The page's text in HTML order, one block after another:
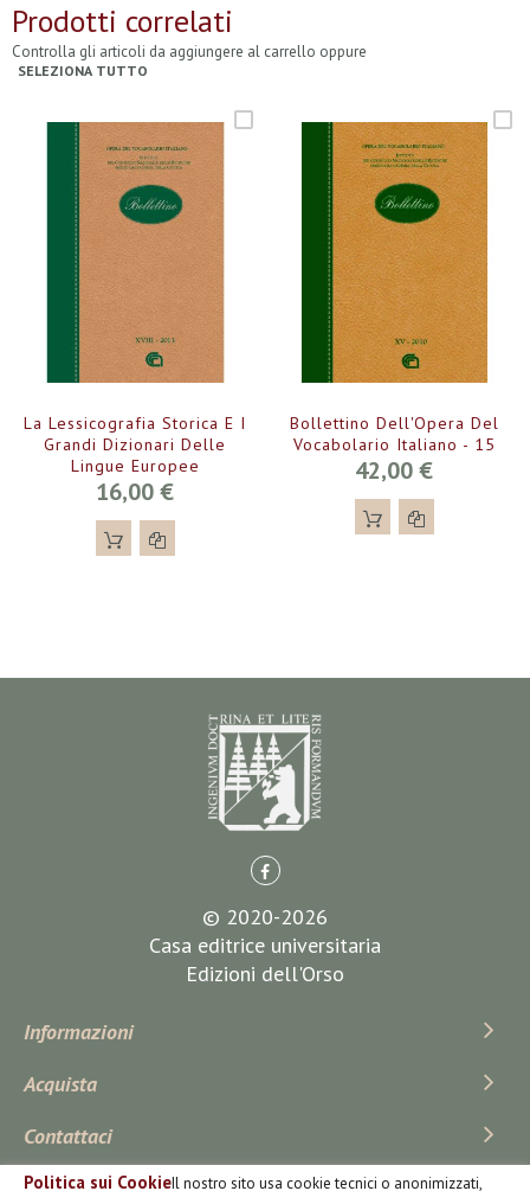
Politica sui CookieIl nostro sito usa cookie tecnici o anonimizzati,
Prodotti correlati
Controlla gli articoli da aggiungere al carrello oppure
SELEZIONA TUTTO
La Lessicografia Storica E I
Grandi Dizionari Delle
Lingue Europee
16,00 €
Bollettino Dell'Opera Del
Vocabolario Italiano - 15
42,00 €
© 2020-2026
Casa editrice universitaria
Edizioni dell'Orso
Informazioni
Acquista
Contattaci